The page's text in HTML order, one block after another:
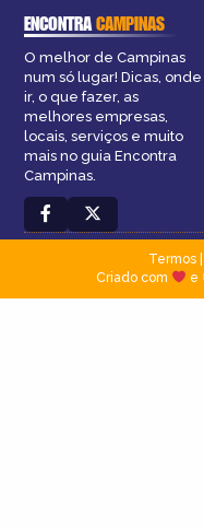
ENCONTRACAMPINAS
O melhor de Campinas
num só lugar! Dicas, onde
ir, o que fazer, as
melhores empresas,
locais, serviços e muito
mais no guia Encontra
Campinas.
Termos|
Criado com
e